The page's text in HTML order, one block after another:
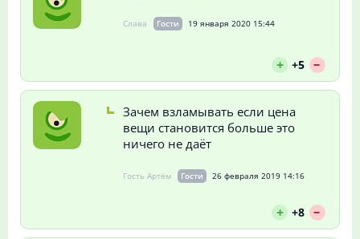
Слава Гости 19 января 2020 15:44
+ +5 --
Зачем взламывать если цена
вещи становится больше это
ничего не даёт
Гость Артём Гости 26 февраля 2019 14:16
+ +8 --